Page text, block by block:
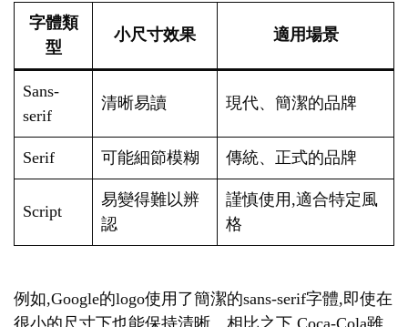
字體類
型
小尺寸效果 適用場景
Sans-
serif
清晰易讀 現代、簡潔的品牌
Serif 可能細節模糊 傳統、正式的品牌
Script
易變得難以辨
認
謹慎使用,適合特定風
格
例如,Google的logo使用了簡潔的sans-serif字體,即使在